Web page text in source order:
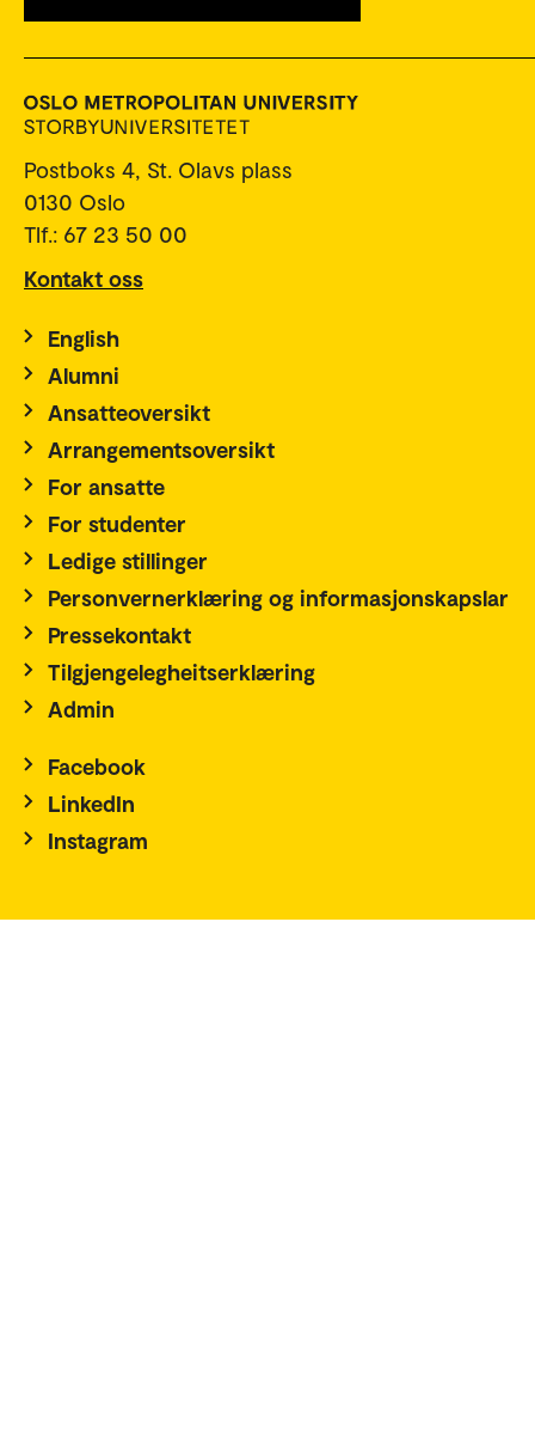
Postboks 4, St. Olavs plass
0130 Oslo
Tlf.: 67 23 50 00
Kontakt oss
English
Alumni
Ansatteoversikt
Arrangementsoversikt
For ansatte
For studenter
Ledige stillinger
Personvernerklæring og informasjonskapslar
Pressekontakt
Tilgjengelegheitserklæring
Admin
Facebook
LinkedIn
Instagram